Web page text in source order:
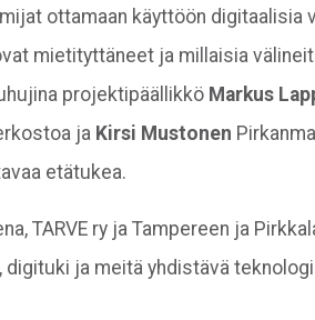
ottamaan käyttöön
mietityttäneet ja millaisia
projektipäällikkö Markus
ja Kirsi Mustonen
etätukea.
TARVE ry ja Tampereen ja
digituki ja meitä yhdistävä